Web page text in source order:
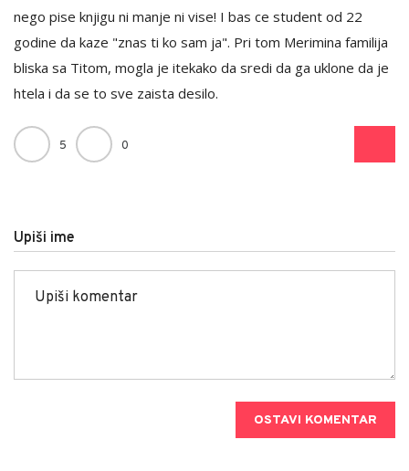
nego pise knjigu ni manje ni vise! I bas ce student od 22
godine da kaze "znas ti ko sam ja". Pri tom Merimina familija
bliska sa Titom, mogla je itekako da sredi da ga uklone da je
htela i da se to sve zaista desilo.
5 0
Upiši ime
OSTAVI KOMENTAR